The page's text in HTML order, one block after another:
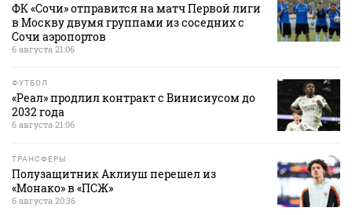
ФК «Сочи» отправится на матч Первой лиги
в Москву двумя группами из соседних с
Сочи аэропортов
6 августа 21:06
ФУТБОЛ
«Реал» продлил контракт с Винисиусом до
2032 года
6 августа 21:06
ТРАНСФЕРЫ
Полузащитник Аклиуш перешел из
«Монако» в «ПСЖ»
6 августа 20:36